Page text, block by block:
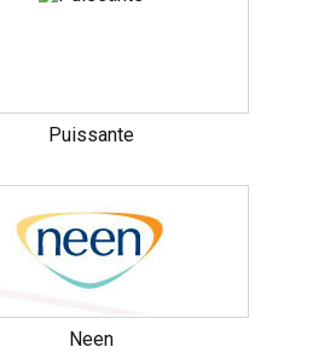
Puissante
Neen